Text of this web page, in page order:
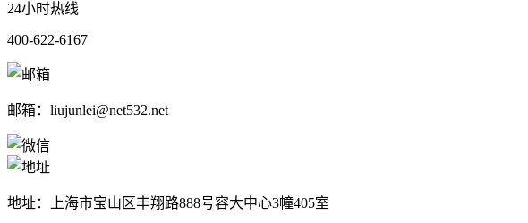
24小时热线
400-622-6167
邮箱：liujunlei@net532.net
地址：上海市宝山区丰翔路888号容大中心3幢405室